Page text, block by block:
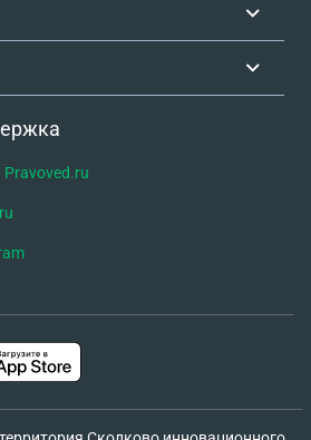
Pravoved.ru